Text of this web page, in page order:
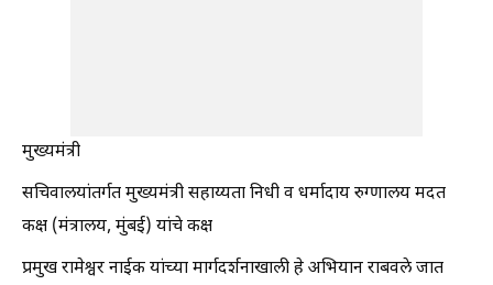
मुख्यमंत्री
सचिवालयांतर्गत मुख्यमंत्री सहाय्यता निधी व धर्मादाय रुग्णालय मदत
कक्ष (मंत्रालय, मुंबई) यांचे कक्ष
प्रमुख रामेश्वर नाईक यांच्या मार्गदर्शनाखाली हे अभियान राबवले जात